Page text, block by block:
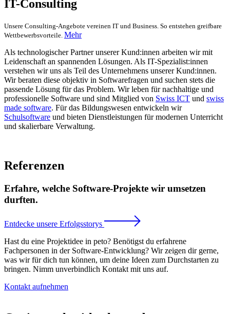
IT-Consulting
Unsere Consulting-Angebote vereinen IT und Business. So entstehen greifbare
Wettbewerbsvorteile. Mehr
Als technologischer Partner unserer Kund:innen arbeiten wir mit
Leidenschaft an spannenden Lösungen. Als IT-Spezialist:innen
verstehen wir uns als Teil des Unternehmens unserer Kund:innen.
Wir beraten diese objektiv in Softwarefragen und suchen stets die
passende Lösung für das Problem. Wir leben für nachhaltige und
professionelle Software und sind Mitglied von Swiss ICT und swiss
made software. Für das Bildungswesen entwickeln wir
Schulsoftware und bieten Dienstleistungen für modernen Unterricht
und skalierbare Verwaltung.
Referenzen
Erfahre, welche Software-Projekte wir umsetzen
durften.
Entdecke unsere Erfolgsstorys
Hast du eine Projektidee in peto? Benötigst du erfahrene
Fachpersonen in der Software-Entwicklung? Wir zeigen dir gerne,
was wir für dich tun können, um deine Ideen zum Durchstarten zu
bringen. Nimm unverbindlich Kontakt mit uns auf.
Kontakt aufnehmen